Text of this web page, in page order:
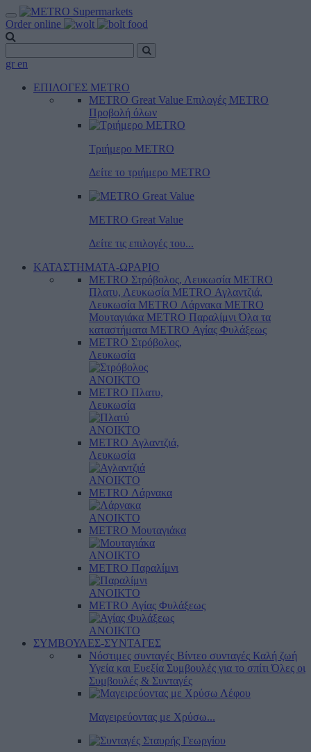
Order online
gr en
ΕΠΙΛΟΓΕΣ METRO
METRO Great Value Επιλογές METRO
Προβολή όλων
Τριήμερο METRO
Δείτε το τριήμερο ΜΕTRO
METRO Great Value
Δείτε τις επιλογές του...
ΚΑΤΑΣΤΗΜΑΤΑ-ΩΡΑΡΙΟ
METRO Στρόβολος, Λευκωσία METRO
Πλατυ, Λευκωσία METRO Αγλαντζιά,
Λευκωσία METRO Λάρνακα METRO
Μουταγιάκα METRO Παραλίμνι Όλα τα
καταστήματα METRO Αγίας Φυλάξεως
METRO Στρόβολος,
Λευκωσία
ΑΝΟΙΚΤΟ
METRO Πλατυ,
Λευκωσία
ΑΝΟΙΚΤΟ
METRO Αγλαντζιά,
Λευκωσία
ΑΝΟΙΚΤΟ
METRO Λάρνακα
ΑΝΟΙΚΤΟ
METRO Μουταγιάκα
ΑΝΟΙΚΤΟ
METRO Παραλίμνι
ΑΝΟΙΚΤΟ
METRO Αγίας Φυλάξεως
ΑΝΟΙΚΤΟ
ΣΥΜΒΟΥΛΕΣ-ΣΥΝΤΑΓΕΣ
Νόστιμες συνταγές Βίντεο συνταγές Καλή ζωή
Υγεία και Ευεξία Συμβουλές για το σπίτι Όλες οι
Συμβουλές & Συνταγές
Μαγειρεύοντας με Χρύσω...